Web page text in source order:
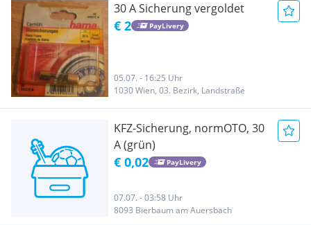
30 A Sicherung vergoldet
€ 2 PayLivery
05.07. - 16:25 Uhr
1030 Wien, 03. Bezirk, Landstraße
KFZ-Sicherung, normOTO, 30
A (grün)
€ 0,02 PayLivery
07.07. - 03:58 Uhr
8093 Bierbaum am Auersbach